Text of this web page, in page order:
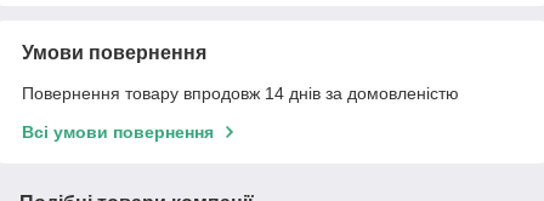
Умови повернення
Повернення товару впродовж 14 днів за домовленістю
Всі умови повернення